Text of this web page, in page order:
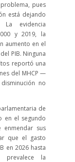
pues
está dejando
evidencia
y 2019, la
aumento en el
PIB. Ninguna
reportó una
del MHCP —
no
de
en el segundo
enmendar sus
que el gasto
en 2026 hasta
prevalece la